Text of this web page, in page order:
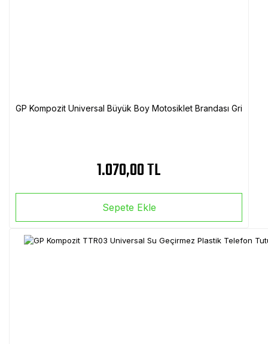
GP Kompozit Universal Büyük Boy Motosiklet Brandası Gri
1.070,00 TL
Sepete Ekle